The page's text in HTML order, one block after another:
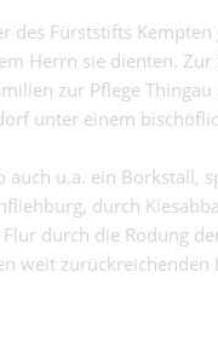
Fürststifts
Herrn sie dienten.
zur Pflege
unter einem
u.a. ein Borkstall,
durch
durch die Rodung
weit